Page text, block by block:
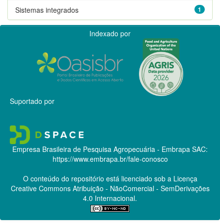
1
Sistemas integrados
Indexado por
Suportado por
Empresa Brasileira de Pesquisa Agropecuária - Embrapa SAC:
https://www.embrapa.br/fale-conosco
O conteúdo do repositório está licenciado sob a Licença
Creative CommonsAtribuição - NãoComercial - SemDerivações
4.0 Internacional.